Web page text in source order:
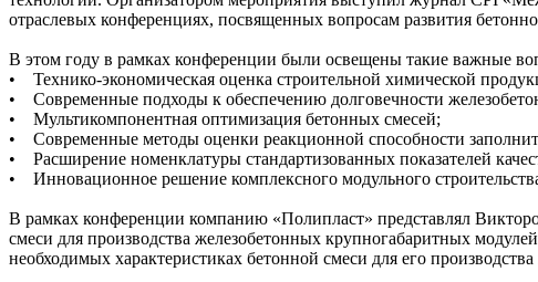
отраслевых конференциях, посвященных вопросам развития
В этом году в рамках конференции были освещены такие важные
• Технико-экономическая оценка строительной химической
• Современные подходы к обеспечению долговечности
• Мультикомпонентная оптимизация бетонных смесей;
• Современные методы оценки реакционной способности
• Расширение номенклатуры стандартизованных показателей
• Инновационное решение комплексного модульного
В рамках конференции компанию «Полипласт» представлял
смеси для производства железобетонных крупногабаритных
необходимых характеристиках бетонной смеси для его